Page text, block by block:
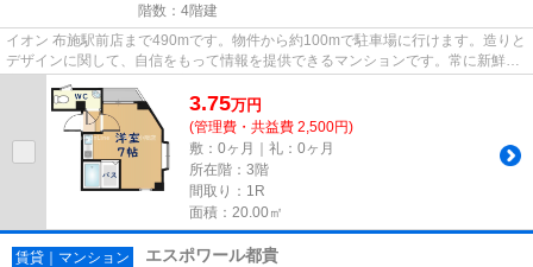
階数：4階建
イオン 布施駅前店まで490mです。物件から約100mで駐車場に行けます。造りと
デザインに関して、自信をもって情報を提供できるマンションです。常に新鮮な
空気を取り入れられる通風良好...
3.75万円
(管理費・共益費 2,500円)
敷：0ヶ月｜礼：0ヶ月
所在階：3階
間取り：1R
面積：20.00㎡
賃貸｜マンション エスポワール都貴